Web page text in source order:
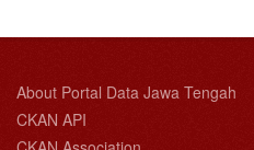
About Portal Data Jawa Tengah
CKAN API